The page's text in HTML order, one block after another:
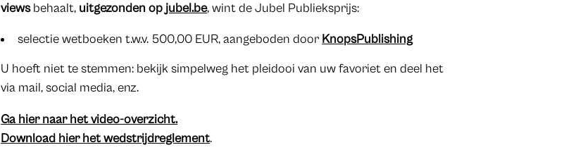
viewsbehaalt, uitgezonden opjubel.be, wint de Jubel Publieksprijs:
selectie wetboeken t.w.v. 500,00 EUR, aangeboden door KnopsPublishing
U hoeft niet te stemmen: bekijk simpelweg het pleidooi van uw favoriet en deel het
via mail, social media, enz.
Ga hier naar het video-overzicht.
Download hier het wedstrijdreglement.